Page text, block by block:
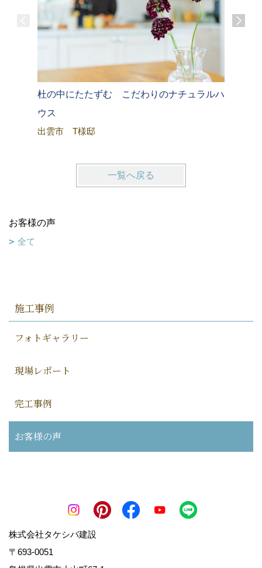
杜の中にたたずむ こだわりのナチュラルハ
ウス
出雲市 T様邸
一覧へ戻る
お客様の声
全て
施工事例
フォトギャラリー
現場レポート
完工事例
お客様の声
株式会社タケシバ建設
〒693-0051